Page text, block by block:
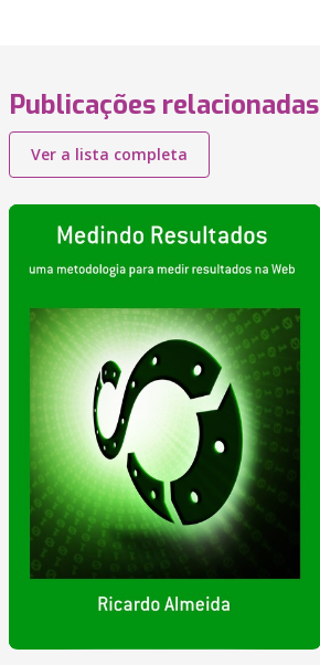
Publicações relacionadas
Ver a lista completa